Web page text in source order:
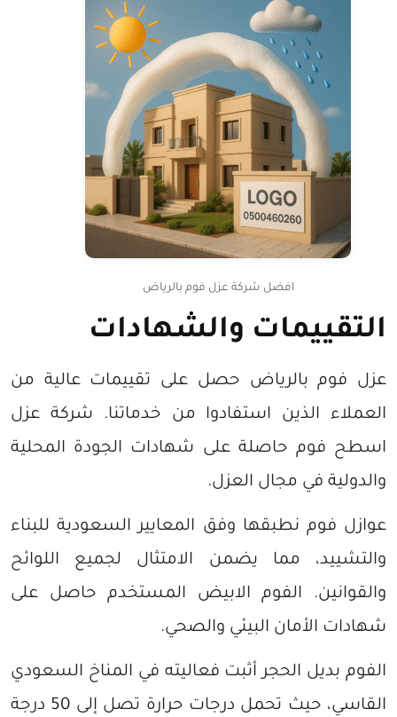
افضل شركة عزل فوم بالرياض
التقييمات والشهادات
عزل فوم بالرياض حصل على تقييمات عالية من
العملاء الذين استفادوا من خدماتنا. شركة عزل
اسطح فوم حاصلة على شهادات الجودة المحلية
والدولية في مجال العزل.
عوازل فوم نطبقها وفق المعايير السعودية للبناء
والتشييد، مما يضمن الامتثال لجميع اللوائح
والقوانين. الفوم الابيض المستخدم حاصل على
شهادات الأمان البيئي والصحي.
الفوم بديل الحجر أثبت فعاليته في المناخ السعودي
القاسي، حيث تحمل درجات حرارة تصل إلى 50 درجة